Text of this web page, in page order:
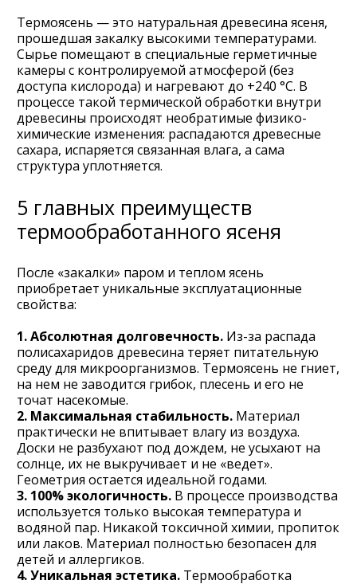
Термоясень — это натуральная древесина ясеня,
прошедшая закалку высокими температурами.
Сырье помещают в специальные герметичные
камеры с контролируемой атмосферой (без
доступа кислорода) и нагревают до +240 °C. В
процессе такой термической обработки внутри
древесины происходят необратимые физико-
химические изменения: распадаются древесные
сахара, испаряется связанная влага, а сама
структура уплотняется.
5 главных преимуществ
термообработанного ясеня
После «закалки» паром и теплом ясень
приобретает уникальные эксплуатационные
свойства:
1. Абсолютная долговечность. Из-за распада
полисахаридов древесина теряет питательную
среду для микроорганизмов. Термоясень не гниет,
на нем не заводится грибок, плесень и его не
точат насекомые.
2. Максимальная стабильность. Материал
практически не впитывает влагу из воздуха.
Доски не разбухают под дождем, не усыхают на
солнце, их не выкручивает и не «ведет».
Геометрия остается идеальной годами.
3. 100% экологичность. В процессе производства
используется только высокая температура и
водяной пар. Никакой токсичной химии, пропиток
или лаков. Материал полностью безопасен для
детей и аллергиков.
4. Уникальная эстетика. Термообработка